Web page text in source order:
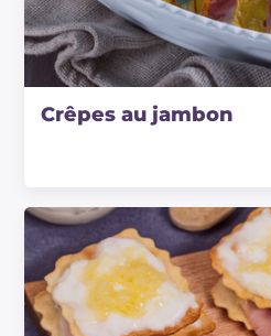
Crêpes au jambon